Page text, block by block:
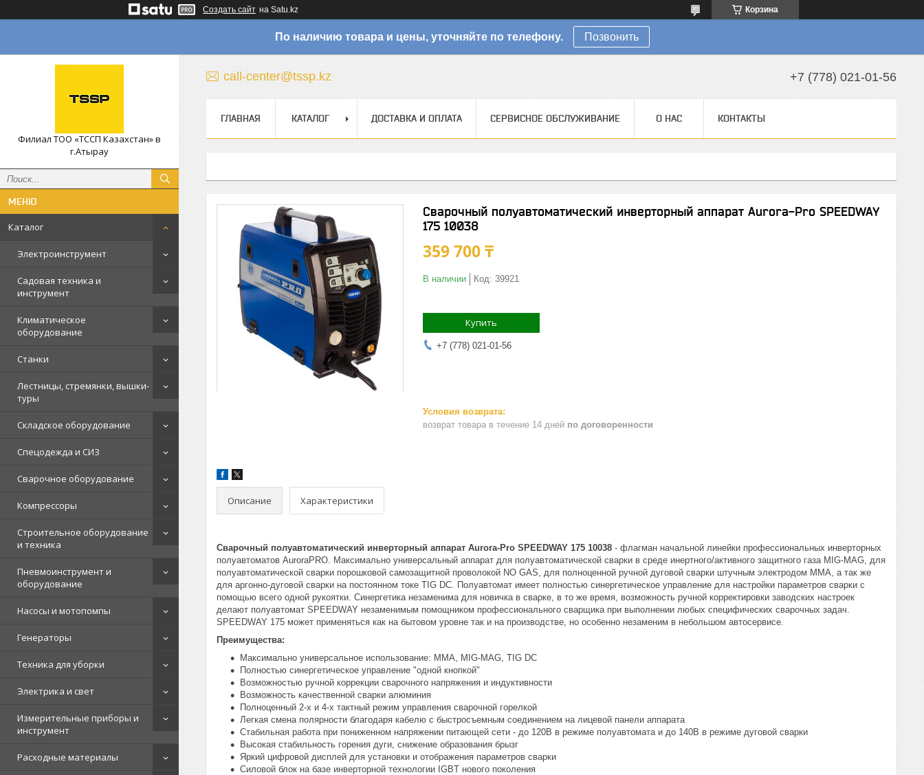
Создать сайт на Satu.kz Корзина
По наличию товара и цены, уточняйте по телефону. Позвонить
Филиал ТОО «ТССП Казахстан» в
г.Атырау
Каталог
Электроинструмент
Садовая техника и
инструмент
Климатическое
оборудование
Станки
Лестницы, стремянки, вышки-
туры
Складское оборудование
Спецодежда и СИЗ
Сварочное оборудование
Компрессоры
Строительное оборудование
и техника
Пневмоинструмент и
оборудование
Насосы и мотопомпы
Генераторы
Техника для уборки
Электрика и свет
Измерительные приборы и
инструмент
Расходные материалы
call-center@tssp.kz +7 (778) 021-01-56
ГЛАВНАЯ КАТАЛОГ ДОСТАВКА И ОПЛАТА СЕРВИСНОЕ ОБСЛУЖИВАНИЕ О НАС КОНТАКТЫ
Сварочный полуавтоматический инверторный аппарат Aurora-Pro SPEEDWAY
175 10038
359 700 ₸
В наличии Код: 39921
Купить
+7 (778) 021-01-56
возврат товара в течение 14 дней по договоренности
Описание Характеристики
Сварочный полуавтоматический инверторный аппарат Aurora-Pro SPEEDWAY 175 10038 - флагман начальной линейки профессиональных инверторных
полуавтоматов AuroraPRO. Максимально универсальный аппарат для полуавтоматической сварки в среде инертного/активного защитного газа MIG-MAG, для
полуавтоматической сварки порошковой самозащитной проволокой NO GAS, для полноценной ручной дуговой сварки штучным электродом MMA, а так же
для аргонно-дуговой сварки на постоянном токе TIG DC. Полуавтомат имеет полностью синергетическое управление для настройки параметров сварки с
помощью всего одной рукоятки. Синергетика незаменима для новичка в сварке, в то же время, возможность ручной корректировки заводских настроек
делают полуавтомат SPEEDWAY незаменимым помощником профессионального сварщика при выполнении любых специфических сварочных задач.
SPEEDWAY 175 может применяться как на бытовом уровне так и на производстве, но особенно незаменим в небольшом автосервисе.
Преимущества:
Максимально универсальное использование: MMA, MIG-MAG, TIG DC
Полностью синергетическое управление "одной кнопкой"
Возможностью ручной коррекции сварочного напряжения и индуктивности
Возможность качественной сварки алюминия
Полноценный 2-х и 4-х тактный режим управления сварочной горелкой
Легкая смена полярности благодаря кабелю с быстросъемным соединением на лицевой панели аппарата
Стабильная работа при пониженном напряжении питающей сети - до 120В в режиме полуавтомата и до 140В в режиме дуговой сварки
Высокая стабильность горения дуги, снижение образования брызг
Яркий цифровой дисплей для установки и отображения параметров сварки
Силовой блок на базе инверторной технологии IGBT нового поколения